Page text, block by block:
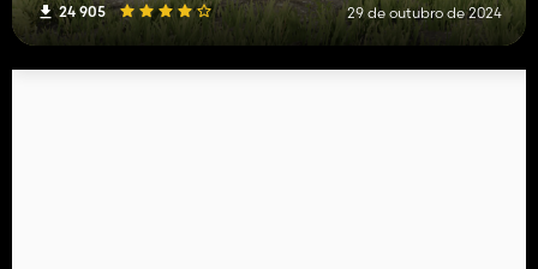
24 905 29 de outubro de 2024